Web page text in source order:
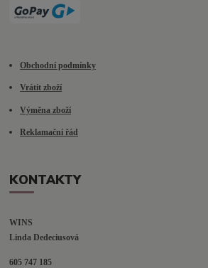
Obchodní podmínky
Vrátit zboží
Výměna zboží
Reklamační řád
KONTAKTY
WINS
Linda Dedeciusová
605 747 185